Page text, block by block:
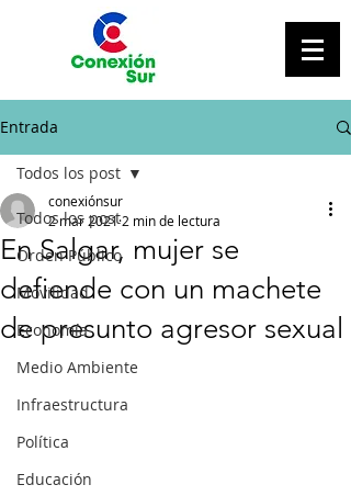
Entrada
Todos los post
Orden Público
Movilidad
Economía
Medio Ambiente
Infraestructura
Política
Educación
Todos los post
En Salgar, mujer se
defiende con un machete
de presunto agresor sexual
conexiónsur
2 mar 2021 2 min de lectura